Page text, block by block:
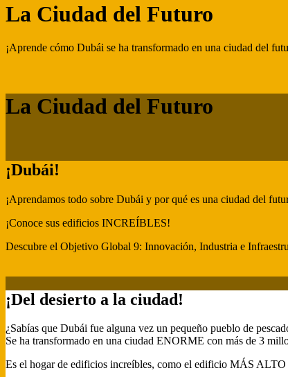
La Ciudad del Futuro
¡Aprende cómo Dubái se ha transformado en una ciudad del
La Ciudad del Futuro
¡Dubái!
¡Aprendamos todo sobre Dubái y por qué es una ciudad del
¡Conoce sus edificios INCREÍBLES!
Descubre el Objetivo Global 9: Innovación, Industria e
¡Del desierto a la ciudad!
¿Sabías que Dubái fue alguna vez un pequeño pueblo de
Se ha transformado en una ciudad ENORME con más de 3
Es el hogar de edificios increíbles, como el edificio MÁS